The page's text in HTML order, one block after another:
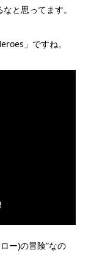
と思ってます。
」ですね。
ー)の冒険”なの